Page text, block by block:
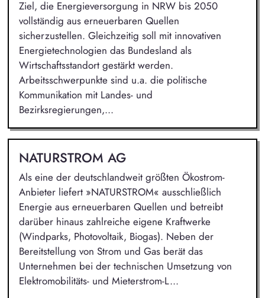
Ziel, die Energieversorgung in NRW bis 2050
vollständig aus erneuerbaren Quellen
sicherzustellen. Gleichzeitig soll mit innovativen
Energietechnologien das Bundesland als
Wirtschaftsstandort gestärkt werden.
Arbeitsschwerpunkte sind u.a. die politische
Kommunikation mit Landes- und
Bezirksregierungen,...
NATURSTROM AG
Als eine der deutschlandweit größten Ökostrom-
Anbieter liefert »NATURSTROM« ausschließlich
Energie aus erneuerbaren Quellen und betreibt
darüber hinaus zahlreiche eigene Kraftwerke
(Windparks, Photovoltaik, Biogas). Neben der
Bereitstellung von Strom und Gas berät das
Unternehmen bei der technischen Umsetzung von
Elektromobilitäts- und Mieterstrom-L...